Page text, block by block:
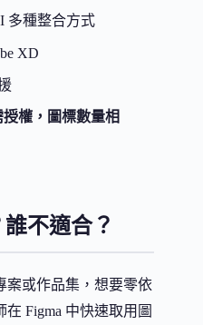
多種整合方式
XD
權，圖標數量相
不適合？
案或作品集，想要零依
Figma 中快速取用圖